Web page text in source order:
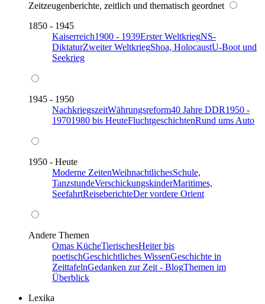
Zeitzeugenberichte, zeitlich und thematisch geordnet
1850 - 1945
Kaiserreich1900 - 1939Erster WeltkriegNS-
DiktaturZweiter WeltkriegShoa, HolocaustU-Boot und
Seekrieg
1945 - 1950
NachkriegszeitWährungsreform40 Jahre DDR1950 -
19701980 bis HeuteFluchtgeschichtenRund ums Auto
1950 - Heute
Moderne ZeitenWeihnachtlichesSchule,
TanzstundeVerschickungskinderMaritimes,
SeefahrtReiseberichteDer vordere Orient
Andere Themen
Omas KücheTierischesHeiter bis
poetischGeschichtliches WissenGeschichte in
ZeittafelnGedanken zur Zeit - BlogThemen im
Überblick
Lexika